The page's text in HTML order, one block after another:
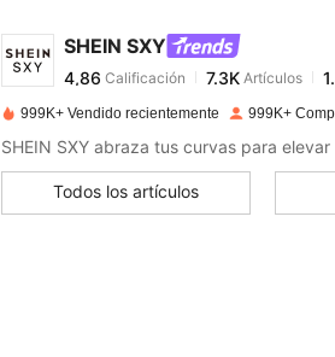
SHEIN SXY
4,86Calificación 7.3K
m***npagadoHace 1 día
4,86
999K+ Vendido recientemente 999K+
Todos los artículos